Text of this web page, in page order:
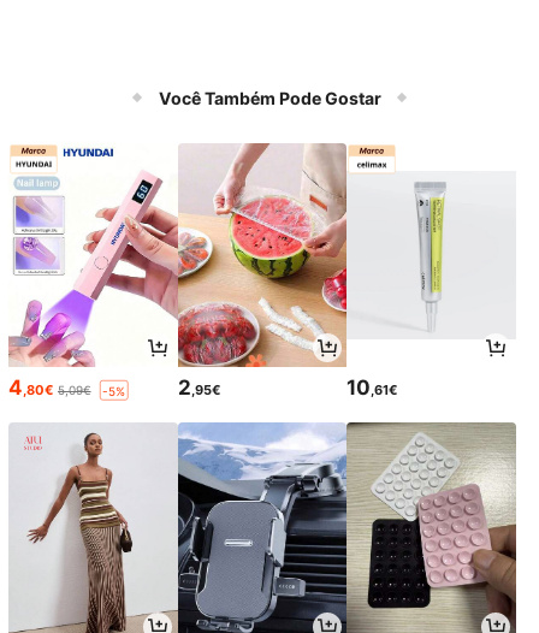
Você Também Pode Gostar
4 ,80€ 5,09€ -5% 2 ,95€ 10 ,61€